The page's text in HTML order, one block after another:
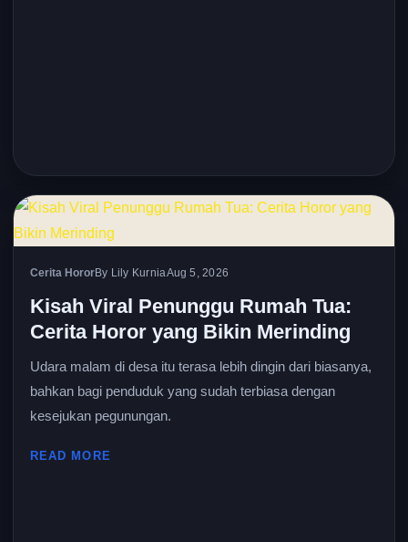
Cerita HororBy Lily KurniaAug 5, 2026
Kisah Viral Penunggu Rumah Tua:
Cerita Horor yang Bikin Merinding
Udara malam di desa itu terasa lebih dingin dari biasanya,
bahkan bagi penduduk yang sudah terbiasa dengan
kesejukan pegunungan.
READ MORE